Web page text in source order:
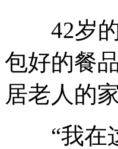
42岁的
包好的餐
居老人的家
“我在这